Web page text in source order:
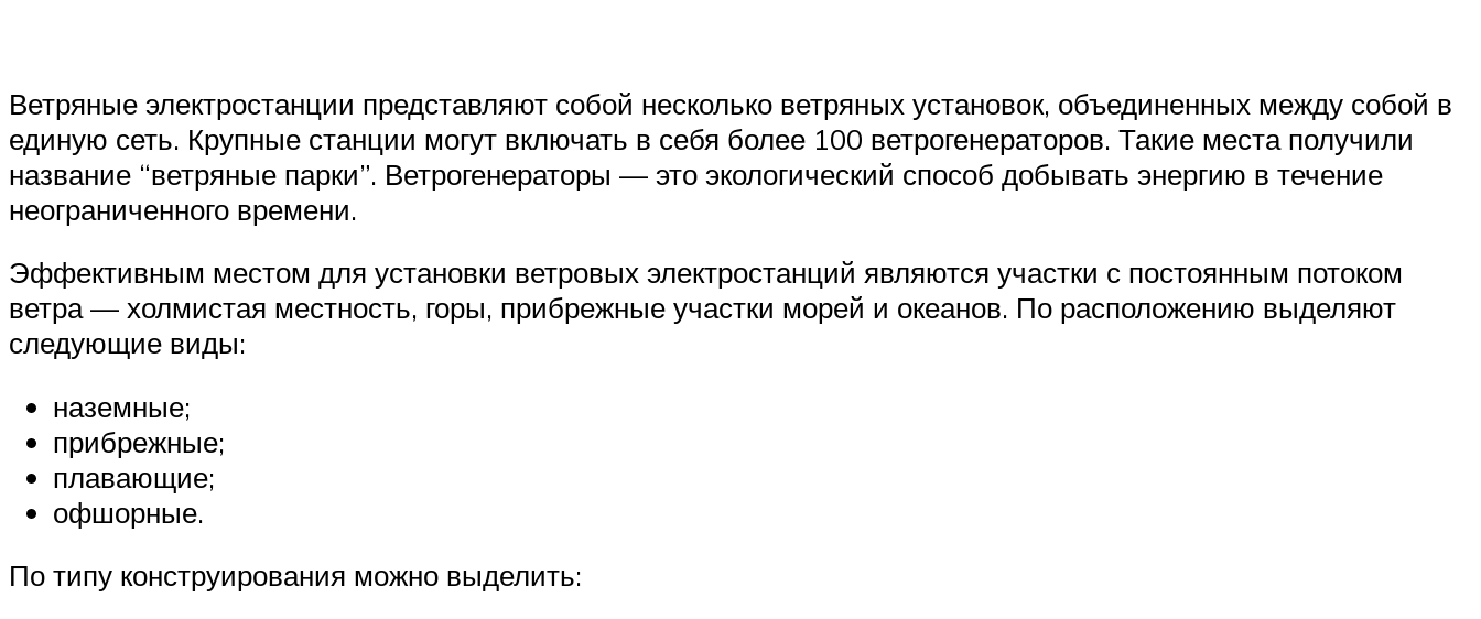
Ветряные электростанции представляют собой несколько ветряных установок, объединенных между собой в
единую сеть. Крупные станции могут включать в себя более 100 ветрогенераторов. Такие места получили
название “ветряные парки”. Ветрогенераторы — это экологический способ добывать энергию в течение
неограниченного времени.
Эффективным местом для установки ветровых электростанций являются участки с постоянным потоком
ветра — холмистая местность, горы, прибрежные участки морей и океанов. По расположению выделяют
следующие виды:
наземные;
прибрежные;
плавающие;
офшорные.
По типу конструирования можно выделить: